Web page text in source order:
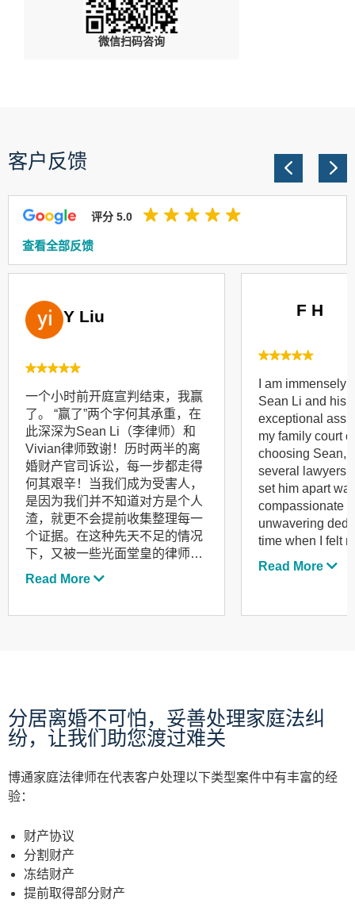
微信扫码咨询
客户反馈
评分 5.0
查看全部反馈
Y Liu
一个小时前开庭宣判结束，我赢
了。 “赢了”两个字何其承重，在
此深深为Sean Li（李律师）和
Vivian律师致谢！历时两半的离
婚财产官司诉讼，每一步都走得
何其艰辛！当我们成为受害人，
是因为我们并不知道对方是个人
渣，就更不会提前收集整理每一
个证据。在这种先天不足的情况
下，又被一些光面堂皇的律师所
忽悠掉一些律师费之后，我几乎
的是具有“猎犬”一样的精神，丝
毫不夸张，我举几个例： 一、具
有猎犬一样的嗅觉。他不放过案
忽略不计的东西，他会一层一层
了。 二、像猎犬一样啃硬骨头。
官司对方离过两次婚，和前妻也
打过类似官司，实战经验和痞子
特征都很强。所提供的股票资料
掐头去尾，显示亏损。李律师硬
Read More
F H
I am immensely
Sean Li and his
exceptional
my family court
choosing Sean,
several lawyers,
set him apart
compassionate
unwavering
time when I felt
While others
process.
when I had to
the best interest
Read More
分居离婚不可怕，妥善处理家庭法纠
纷，让我们助您渡过难关
博通家庭法律师在代表客户处理以下类型案件中有丰富的经
验：
财产协议
分割财产
冻结财产
提前取得部分财产